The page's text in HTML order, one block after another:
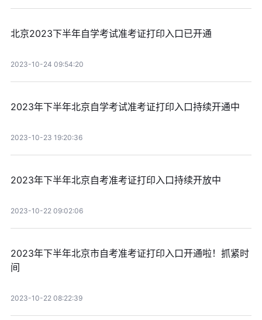
北京2023下半年自学考试准考证打印入口已开通
2023-10-24 09:54:20
2023年下半年北京自学考试准考证打印入口持续开通中
2023-10-23 19:20:36
2023年下半年北京自考准考证打印入口持续开放中
2023-10-22 09:02:06
2023年下半年北京市自考准考证打印入口开通啦！抓紧时
间
2023-10-22 08:22:39